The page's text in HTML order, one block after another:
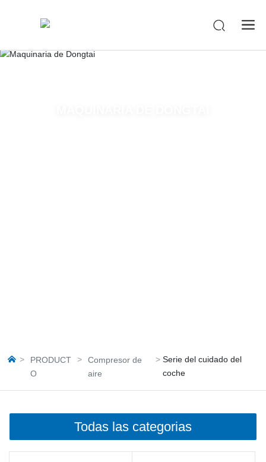
PRODUCT
O
Compresor de
aire
Serie del cuidado del
coche
Todas las categorias